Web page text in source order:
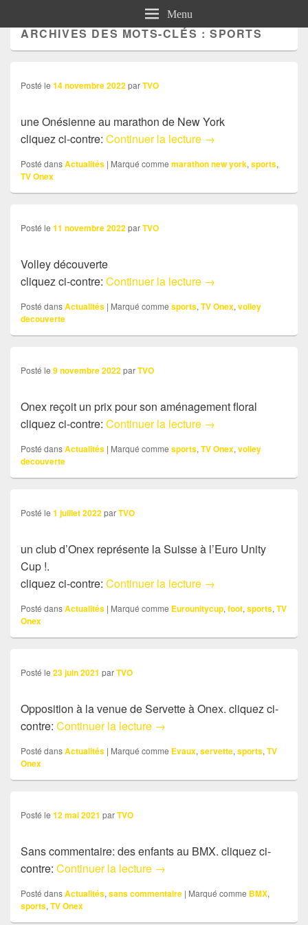
Menu
ARCHIVES DES MOTS-CLÉS :SPORTS
Posté le 14 novembre 2022parTVO
une Onésienne au marathon de New York
cliquez ci-contre: Continuer la lecture Actu: une
→
Posté dansActualités | Marqué comme marathon new york, sports,
TV Onex
Posté le 11 novembre 2022parTVO
Volley découverte
cliquez ci-contre: Continuer la lecture Actu: Volley-
→
Posté dansActualités | Marqué comme sports, TV Onex, volley
decouverte
Posté le 9 novembre 2022parTVO
Onex reçoit un prix pour son aménagement floral
cliquez ci-contre: Continuer la lecture Actu: Onex reçoit
→
Posté dansActualités | Marqué comme sports, TV Onex, volley
decouverte
Posté le 1 juillet 2022parTVO
un club d’Onex représente la Suisse à l’Euro Unity
Cup !.
cliquez ci-contre: Continuer la lecture Actu: un club
→
Posté dansActualités | Marqué comme Eurounitycup, foot, sports, TV
Onex
Posté le 23 juin 2021 parTVO
Opposition à la venue de Servette à Onex. cliquez ci-
contre: Continuer la lecture Brève: Evaux: Le Conseil
→
Posté dansActualités | Marqué comme Evaux, servette, sports, TV
Onex
Posté le 12 mai 2021 parTVO
Sans commentaire: des enfants au BMX. cliquez ci-
contre: Continuer la lecture Sans commentaire: des
→
Posté dansActualités, sans commentaire | Marqué comme BMX,
sports, TV Onex